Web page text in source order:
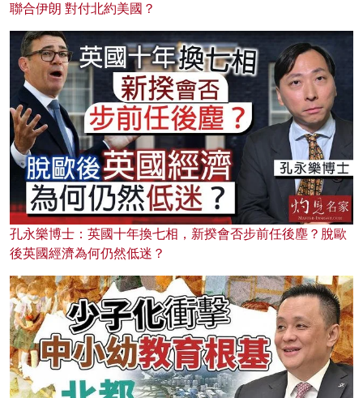
聯合伊朗 對付北約美國？
孔永樂博士：英國十年換七相，新揆會否步前任後塵？脫歐
後英國經濟為何仍然低迷？